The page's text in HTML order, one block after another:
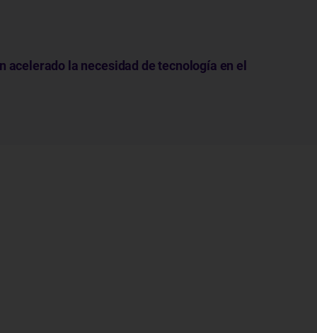
la necesidad de tecnología en el